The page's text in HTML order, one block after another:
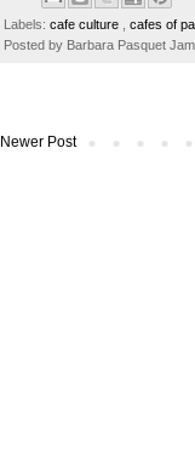
o
k
r
e
s
Labels: cafe culture cafes of
Posted by Barbara Pasquet
Newer Post